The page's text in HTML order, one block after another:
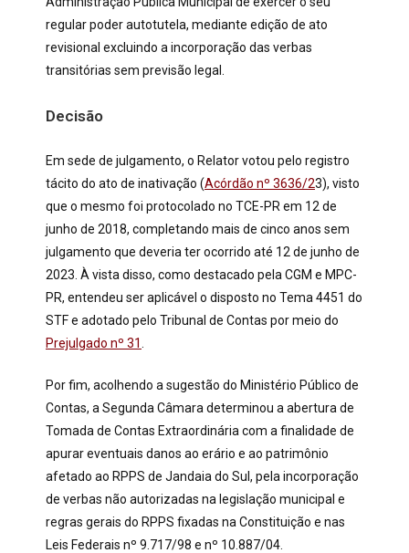
regular poder autotutela, mediante edição de ato
revisional excluindo a incorporação das verbas
transitórias sem previsão legal.
Decisão
Em sede de julgamento, o Relator votou pelo registro
tácito do ato de inativação (Acórdão nº 3636/23), visto
que o mesmo foi protocolado no TCE-PR em 12 de
junho de 2018, completando mais de cinco anos sem
julgamento que deveria ter ocorrido até 12 de junho de
2023. À vista disso, como destacado pela CGM e MPC-
PR, entendeu ser aplicável o disposto no Tema 4451 do
STF e adotado pelo Tribunal de Contas por meio do
Prejulgado nº 31
Por fim, acolhendo a sugestão do Ministério Público de
Contas, a Segunda Câmara determinou a abertura de
Tomada de Contas Extraordinária com a finalidade de
apurar eventuais danos ao erário e ao patrimônio
afetado ao RPPS de Jandaia do Sul, pela incorporação
de verbas não autorizadas na legislação municipal e
regras gerais do RPPS fixadas na Constituição e nas
Leis Federais nº 9.717/98 e nº 10.887/04.